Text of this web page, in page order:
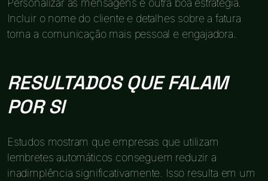
Incluir o nome do cliente e detalhes sobre a fatura
torna a comunicação mais pessoal e engajadora.
RESULTADOS QUE FALAM
POR SI
Estudos mostram que empresas que utilizam
lembretes automáticos conseguem reduzir a
inadimplência significativamente. Isso resulta em um